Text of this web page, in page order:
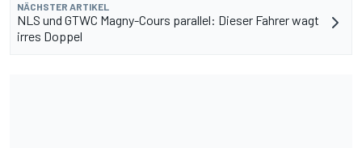
NÄCHSTER ARTIKEL
NLS und GTWC Magny-Cours parallel: Dieser Fahrer wagt
irres Doppel